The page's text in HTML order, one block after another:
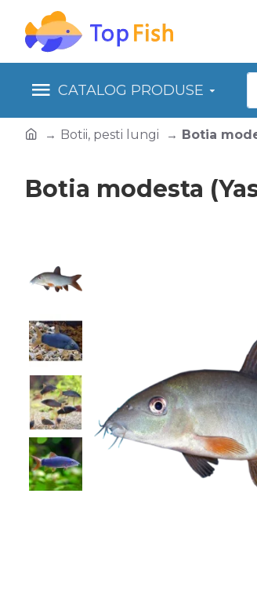
CATALOG PRODUSE
Botii, pesti lungi Botia
Botia modesta